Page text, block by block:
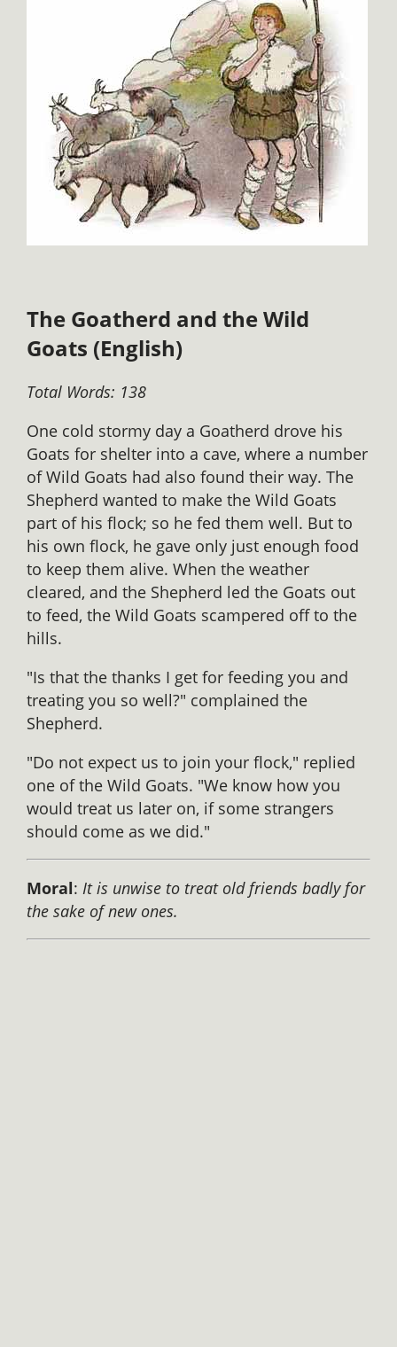
The Goatherd and the Wild
Goats (English)
Total Words: 138
One cold stormy day a Goatherd drove his
Goats for shelter into a cave, where a number
of Wild Goats had also found their way. The
Shepherd wanted to make the Wild Goats
part of his flock; so he fed them well. But to
his own flock, he gave only just enough food
to keep them alive. When the weather
cleared, and the Shepherd led the Goats out
to feed, the Wild Goats scampered off to the
hills.
"Is that the thanks I get for feeding you and
treating you so well?" complained the
Shepherd.
"Do not expect us to join your flock," replied
one of the Wild Goats. "We know how you
would treat us later on, if some strangers
should come as we did."
Moral: It is unwise to treat old friends badly for
the sake of new ones.